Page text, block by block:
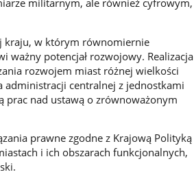
militarnym, ale również cyfrowym,
kraju, w którym równomiernie
ważny potencjał rozwojowy. Realizacja
rozwojem miast różnej wielkości
administracji centralnej z jednostkami
prac nad ustawą o zrównoważonym
prawne zgodne z Krajową Polityką
i ich obszarach funkcjonalnych,